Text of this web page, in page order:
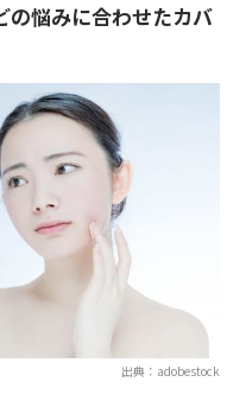
の悩みに合わせたカバ
出典：adobestock